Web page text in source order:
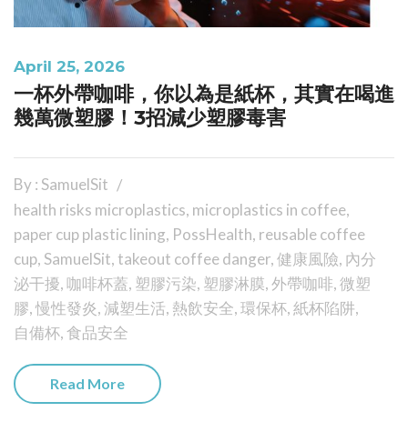
April 25, 2026
一杯外帶咖啡，你以為是紙杯，其實在喝進
幾萬微塑膠！3招減少塑膠毒害
By : SamuelSit
health risks microplastics, microplastics in coffee,
paper cup plastic lining, PossHealth, reusable coffee
cup, SamuelSit, takeout coffee danger,健康風險, 內分
泌干擾,咖啡杯蓋, 塑膠污染, 塑膠淋膜,外帶咖啡,微塑
膠,慢性發炎, 減塑生活, 熱飲安全,環保杯,紙杯陷阱,
自備杯,食品安全
Read More